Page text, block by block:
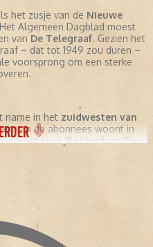
het zusje van de Nieuwe
Het Algemeen Dagblad moest
van De Telegraaf. Gezien het
– dat tot 1949 zou duren –
voorsprong om een sterke
name in het zuidwesten van
van de abonnees woont in
van het land:Rotterdam,Den
Courant NV het
doen. De
tussen NRC en
dagblad over.